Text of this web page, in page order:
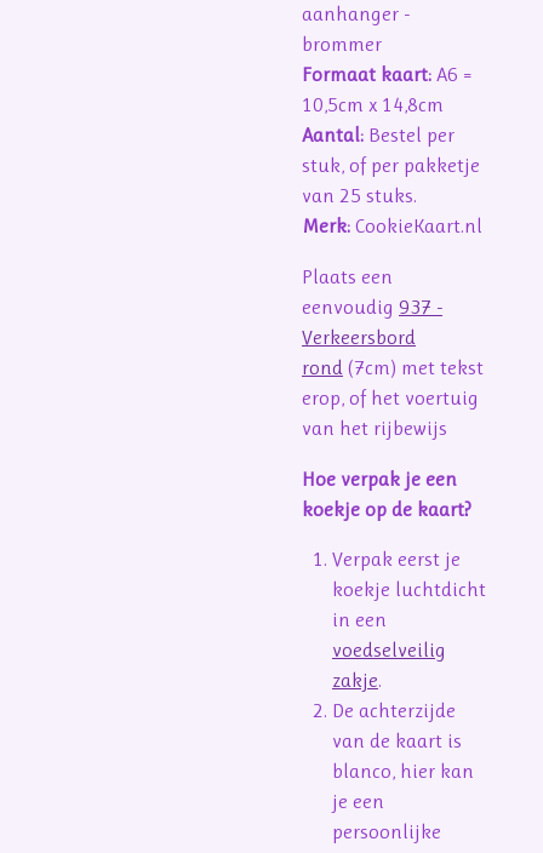
aanhanger -
brommer
Formaat kaart: A6 =
10,5cm x 14,8cm
Aantal: Bestel per
stuk, of per pakketje
van 25 stuks.
Merk: CookieKaart.nl
Plaats een
eenvoudig 937 -
Verkeersbord
rond (7cm) met tekst
erop, of het voertuig
van het rijbewijs
Hoe verpak je een
koekje op de kaart?
Verpak eerst je
koekje luchtdicht
in een
voedselveilig
zakje.
De achterzijde
van de kaart is
blanco, hier kan
je een
persoonlijke